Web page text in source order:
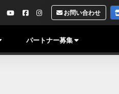
お問い合わせ
パートナー募集